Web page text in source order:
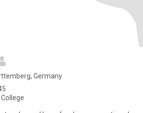
Germany